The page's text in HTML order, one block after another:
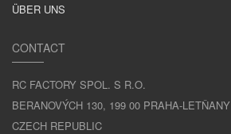
ÜBER UNS
CONTACT
RC FACTORY SPOL. S R.O.
BERANOVÝCH 130, 199 00 PRAHA-LETŇANY
CZECH REPUBLIC